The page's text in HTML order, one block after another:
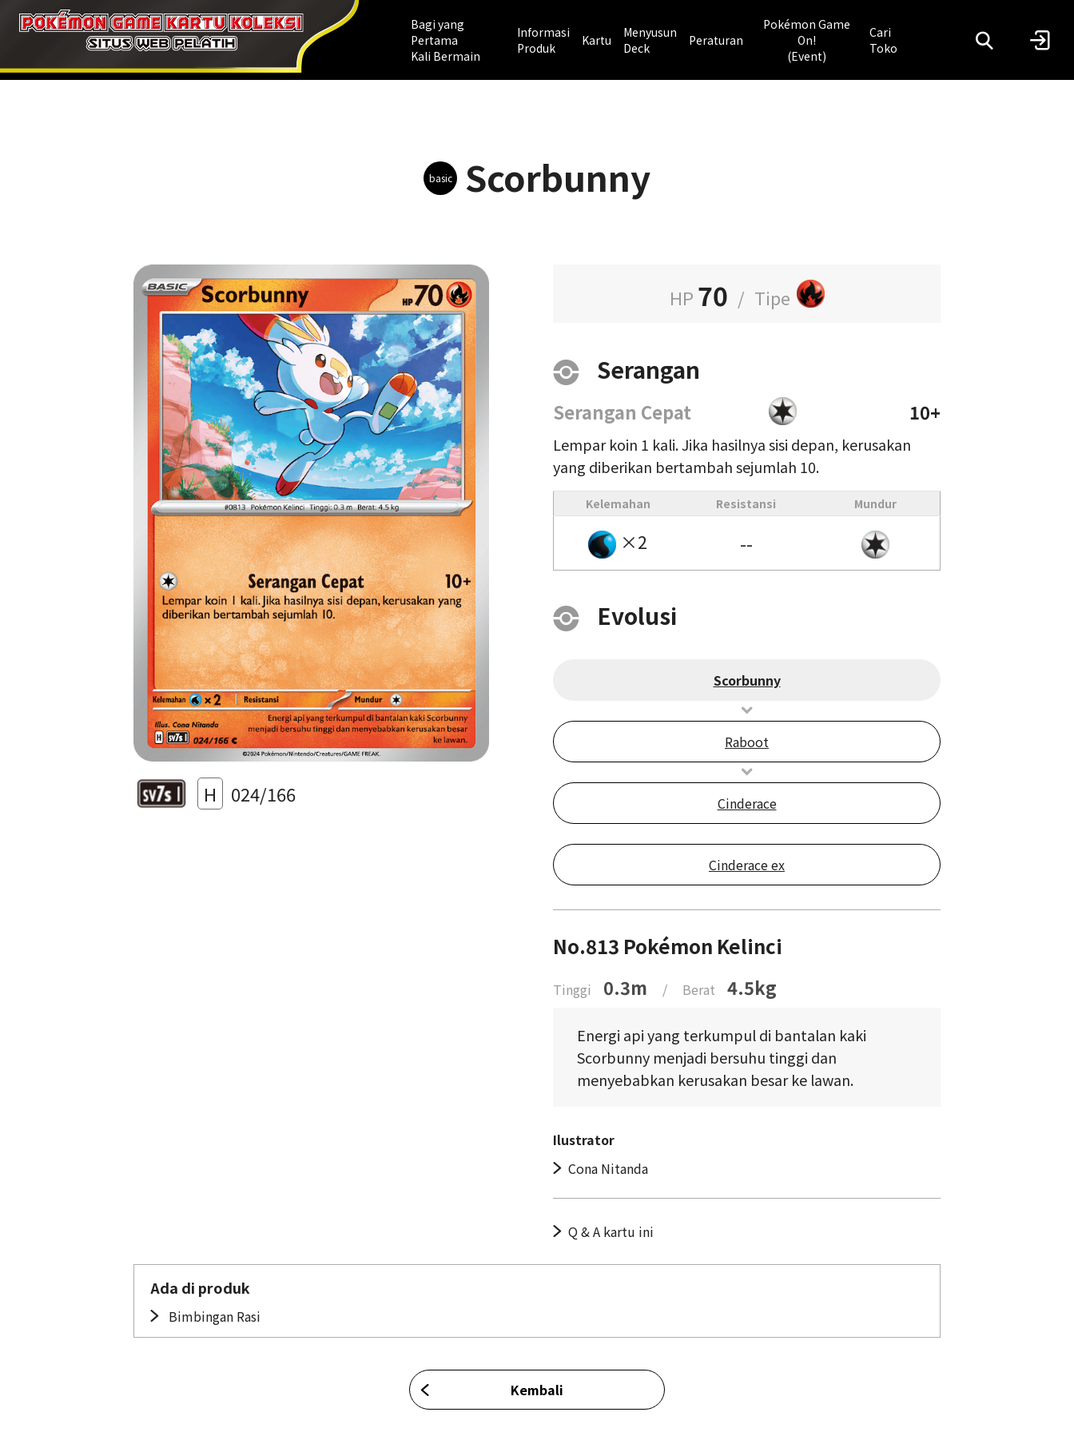
Bagi yang
Pertama
Kali Bermain
Informasi
Produk
Kartu
Menyusun
Deck
Peraturan
Pokémon Game
On!
(Event)
Cari
Toko
basic Scorbunny
HP 70 / Tipe
Serangan
Serangan Cepat 10+
Lempar koin 1 kali. Jika hasilnya sisi depan, kerusakan
yang diberikan bertambah sejumlah 10.
Kelemahan Resistansi Mundur
×2 --
H 024/166
Evolusi
Scorbunny
Raboot
Cinderace
Cinderace ex
No.813 Pokémon Kelinci
Tinggi 0.3m / Berat 4.5kg
Energi api yang terkumpul di bantalan kaki
Scorbunny menjadi bersuhu tinggi dan
menyebabkan kerusakan besar ke lawan.
Ilustrator
Cona Nitanda
Q & A kartu ini
Ada di produk
Bimbingan Rasi
Kembali